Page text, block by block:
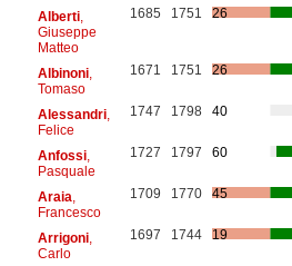
Alberti,
Giuseppe
Matteo
1685 1751 26
Albinoni,
Tomaso
1671 1751 26
Alessandri,
Felice
1747 1798 40
Anfossi,
Pasquale
1727 1797 60
Araia
Francesco
1709 1770 45
Arrigoni,
Carlo
1697 1744 19